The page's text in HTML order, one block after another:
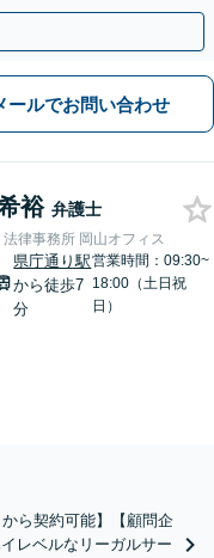
ールでお問い合わせ
裕 弁護士
律事務所 岡山オフィス
県庁通り駅
から徒歩7
分
営業時間：09:30~
18:00（土日祝
日）
ら契約可能】【顧問企
レベルなリーガルサー